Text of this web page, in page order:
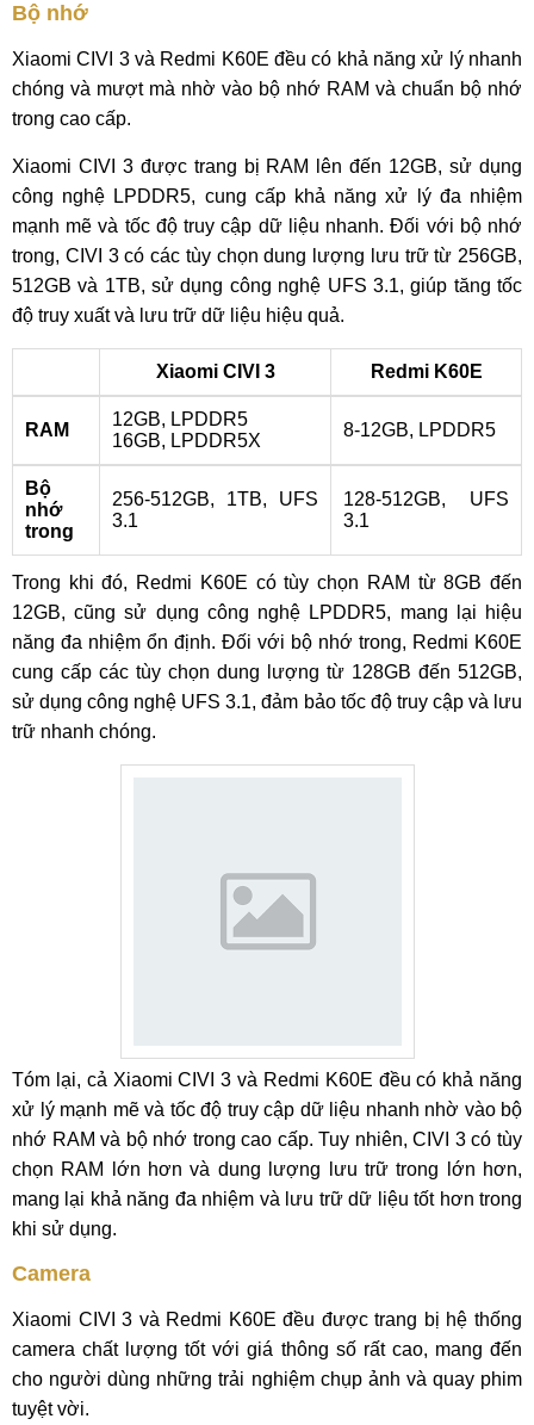
Bộ nhớ
Xiaomi CIVI 3 và Redmi K60E đều có khả năng xử lý nhanh
chóng và mượt mà nhờ vào bộ nhớ RAM và chuẩn bộ nhớ
trong cao cấp.
Xiaomi CIVI 3 được trang bị RAM lên đến 12GB, sử dụng
công nghệ LPDDR5, cung cấp khả năng xử lý đa nhiệm
mạnh mẽ và tốc độ truy cập dữ liệu nhanh. Đối với bộ nhớ
trong, CIVI 3 có các tùy chọn dung lượng lưu trữ từ 256GB,
512GB và 1TB, sử dụng công nghệ UFS 3.1, giúp tăng tốc
độ truy xuất và lưu trữ dữ liệu hiệu quả.
Xiaomi CIVI 3 Redmi K60E
RAM
12GB, LPDDR5
16GB, LPDDR5X
8-12GB, LPDDR5
Bộ
nhớ
trong
256-512GB, 1TB, UFS
3.1
128-512GB, UFS
3.1
Trong khi đó, Redmi K60E có tùy chọn RAM từ 8GB đến
12GB, cũng sử dụng công nghệ LPDDR5, mang lại hiệu
năng đa nhiệm ổn định. Đối với bộ nhớ trong, Redmi K60E
cung cấp các tùy chọn dung lượng từ 128GB đến 512GB,
sử dụng công nghệ UFS 3.1, đảm bảo tốc độ truy cập và lưu
trữ nhanh chóng.
Tóm lại, cả Xiaomi CIVI 3 và Redmi K60E đều có khả năng
xử lý mạnh mẽ và tốc độ truy cập dữ liệu nhanh nhờ vào bộ
nhớ RAM và bộ nhớ trong cao cấp. Tuy nhiên, CIVI 3 có tùy
chọn RAM lớn hơn và dung lượng lưu trữ trong lớn hơn,
mang lại khả năng đa nhiệm và lưu trữ dữ liệu tốt hơn trong
khi sử dụng.
Camera
Xiaomi CIVI 3 và Redmi K60E đều được trang bị hệ thống
camera chất lượng tốt với giá thông số rất cao, mang đến
cho người dùng những trải nghiệm chụp ảnh và quay phim
tuyệt vời.